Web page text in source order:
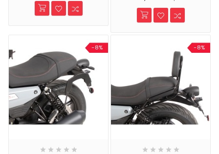
-8%
    
-8%
    